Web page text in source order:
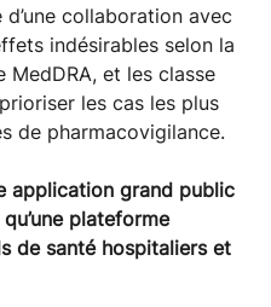
collaboration avec
indésirables selon la
et les classe
les cas les plus
de pharmacovigilance.
application grand public
plateforme
de santé hospitaliers et